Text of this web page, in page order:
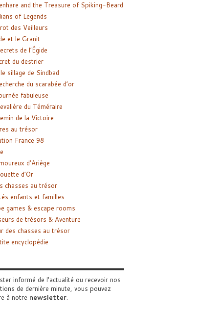
and the Treasure of Spiking-Beard
of Legends
des Veilleurs
et le Granit
de l’Égide
du destrier
sillage de Sindbad
du scarabée d’or
fabuleuse
du Téméraire
de la Victoire
au trésor
France 98
d’Ariège
d’Or
chasses au trésor
enfants et familles
games & escape rooms
de trésors & Aventure
des chasses au trésor
encyclopédie
informé de l'actualité ou recevoir nos
de dernière minute, vous pouvez
à notre newsletter.